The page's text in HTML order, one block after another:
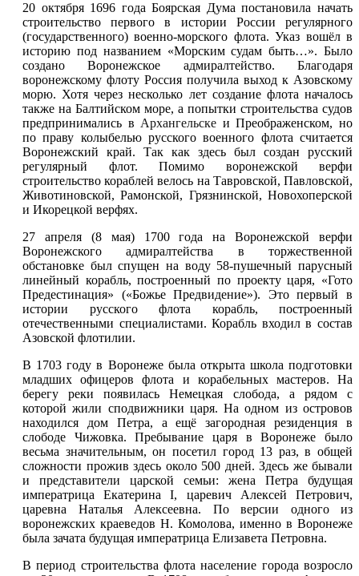
20 октября 1696 года Боярская Дума постановила начать
строительство первого в истории России регулярного
(государственного) военно-морского флота. Указ вошёл в
историю под названием «Морским судам быть…». Было
создано Воронежское адмиралтейство. Благодаря
воронежскому флоту Россия получила выход к Азовскому
морю. Хотя через несколько лет создание флота началось
также на Балтийском море, а попытки строительства судов
предпринимались в Архангельске и Преображенском, но
по праву колыбелью русского военного флота считается
Воронежский край. Так как здесь был создан русский
регулярный флот. Помимо воронежской верфи
строительство кораблей велось на Тавровской, Павловской,
Животиновской, Рамонской, Грязнинской, Новохоперской
и Икорецкой верфях.
27 апреля (8 мая) 1700 года на Воронежской верфи
Воронежского адмиралтейства в торжественной
обстановке был спущен на воду 58-пушечный парусный
линейный корабль, построенный по проекту царя, «Гото
Предестинация» («Божье Предвидение»). Это первый в
истории русского флота корабль, построенный
отечественными специалистами. Корабль входил в состав
Азовской флотилии.
В 1703 году в Воронеже была открыта школа подготовки
младших офицеров флота и корабельных мастеров. На
берегу реки появилась Немецкая слобода, а рядом с
которой жили сподвижники царя. На одном из островов
находился дом Петра, а ещё загородная резиденция в
слободе Чижовка. Пребывание царя в Воронеже было
весьма значительным, он посетил город 13 раз, в общей
сложности прожив здесь около 500 дней. Здесь же бывали
и представители царской семьи: жена Петра будущая
императрица Екатерина I, царевич Алексей Петрович,
царевна Наталья Алексеевна. По версии одного из
воронежских краеведов Н. Комолова, именно в Воронеже
была зачата будущая императрица Елизавета Петровна.
В период строительства флота население города возросло